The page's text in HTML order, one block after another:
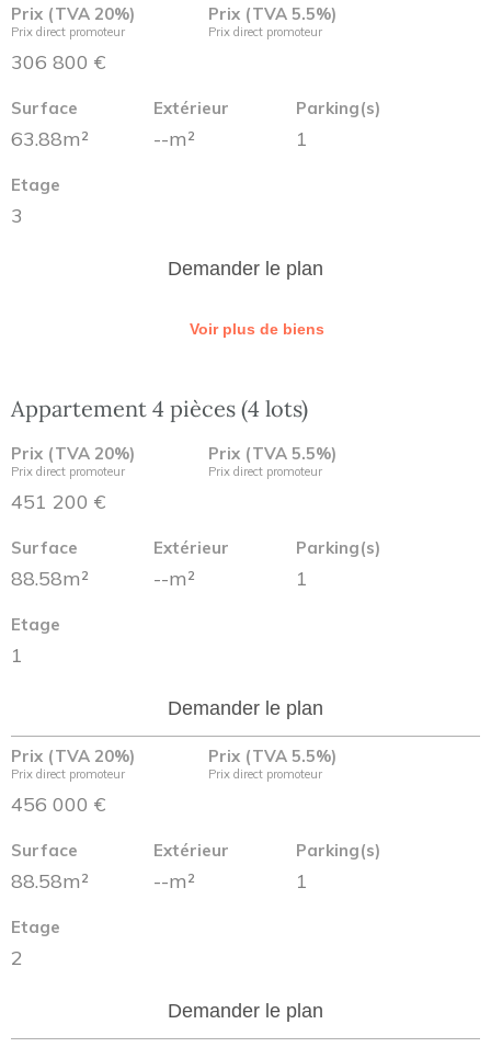
Prix (TVA 20%)
Prix direct promoteur
306 800 €
Prix (TVA 5.5%)
Prix direct promoteur
Surface
63.88m²
Extérieur
--m²
Parking(s)
1
Etage
3
Demander le plan
Voir plus de biens
Appartement 4 pièces (4 lots)
Prix (TVA 20%)
Prix direct promoteur
451 200 €
Prix (TVA 5.5%)
Prix direct promoteur
Surface
88.58m²
Extérieur
--m²
Parking(s)
1
Etage
1
Demander le plan
Prix (TVA 20%)
Prix direct promoteur
456 000 €
Prix (TVA 5.5%)
Prix direct promoteur
Surface
88.58m²
Extérieur
--m²
Parking(s)
1
Etage
2
Demander le plan